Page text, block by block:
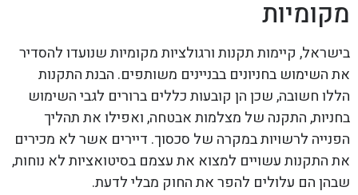
מקומיות
בישראל, קיימות תקנות ורגולציות מקומיות שנועדו להסדיר
את השימוש בחניונים בבניינים משותפים. הבנת התקנות
הללו חשובה, שכן הן קובעות כללים ברורים לגבי השימוש
בחניות, התקנה של מצלמות אבטחה, ואפילו את תהליך
הפנייה לרשויות במקרה של סכסוך. דיירים אשר לא מכירים
את התקנות עשויים למצוא את עצמם בסיטואציות לא נוחות,
שבהן הם עלולים להפר את החוק מבלי לדעת.